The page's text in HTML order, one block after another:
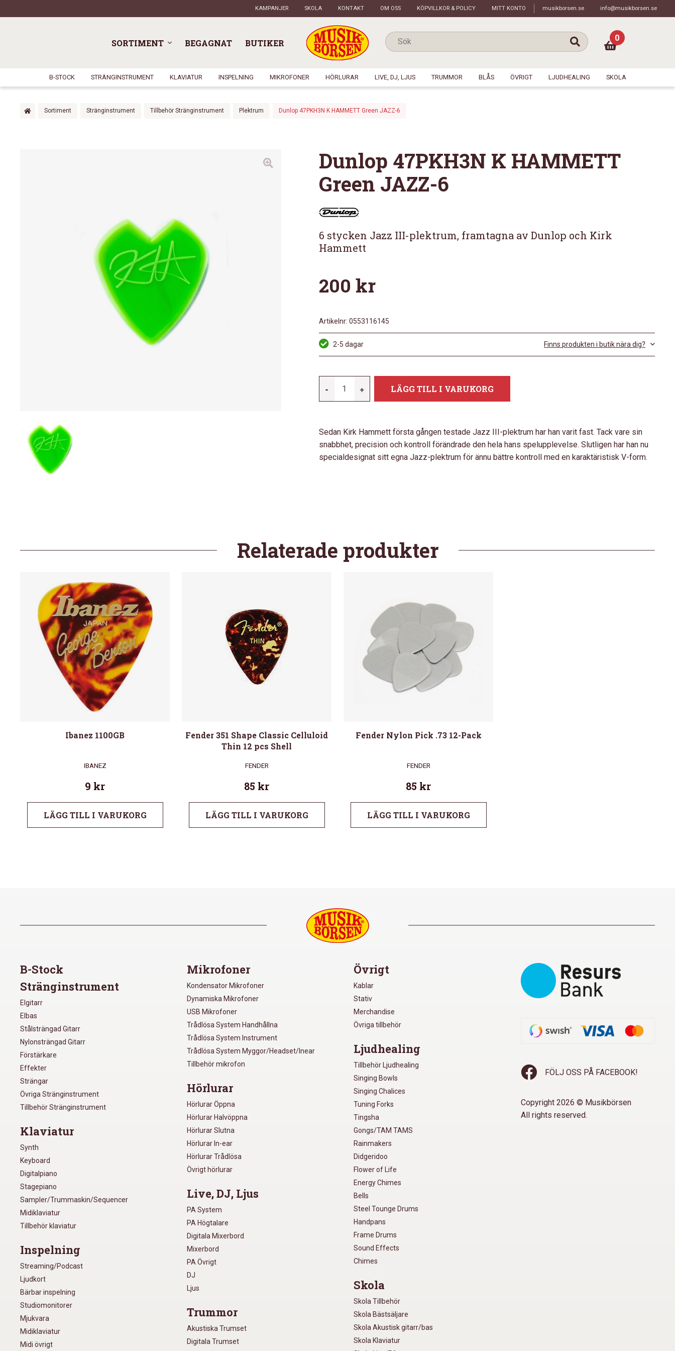
KAMPANJER SKOLA KONTAKT OM OSS KÖPVILLKOR & POLICY MITT KONTO musikborsen.se info@musikborsen.se
SORTIMENT BEGAGNAT BUTIKER 0
B-STOCK STRÄNGINSTRUMENT KLAVIATUR INSPELNING MIKROFONER HÖRLURAR LIVE, DJ, LJUS TRUMMOR BLÅS ÖVRIGT LJUDHEALING SKOLA
Sortiment Stränginstrument Tillbehör Stränginstrument Plektrum Dunlop 47PKH3N K HAMMETT Green JAZZ-6
Dunlop 47PKH3N K HAMMETT
Green JAZZ-6
6 stycken Jazz III-plektrum, framtagna av Dunlop och Kirk
Hammett
200 kr
Artikelnr: 0553116145
2-5 dagar Finns produkten i butik nära dig?
-
47PKH3N
GREEN
JAZZ-
6
+ LÄGG TILL I VARUKORG
Sedan Kirk Hammett första gången testade Jazz III-plektrum har han varit fast. Tack vare sin
snabbhet, precision och kontroll förändrade den hela hans spelupplevelse. Slutligen har han nu
specialdesignat sitt egna Jazz-plektrum för ännu bättre kontroll med en karaktäristisk V-form.
Relaterade produkter
Ibanez 1100GB
IBANEZ
9 kr
LÄGG TILL I VARUKORG
Fender 351 Shape Classic Celluloid
Thin 12 pcs Shell
FENDER
85 kr
LÄGG TILL I VARUKORG
Fender Nylon Pick .73 12-Pack
FENDER
85 kr
LÄGG TILL I VARUKORG
B-Stock
Stränginstrument
Elgitarr
Elbas
Stålsträngad Gitarr
Nylonsträngad Gitarr
Förstärkare
Effekter
Strängar
Övriga Stränginstrument
Tillbehör Stränginstrument
Klaviatur
Synth
Keyboard
Digitalpiano
Stagepiano
Sampler/Trummaskin/Sequencer
Midiklaviatur
Tillbehör klaviatur
Inspelning
Streaming/Podcast
Ljudkort
Bärbar inspelning
Studiomonitorer
Mjukvara
Midiklaviatur
Midi övrigt
Mikrofoner
Kondensator Mikrofoner
Dynamiska Mikrofoner
USB Mikrofoner
Trådlösa System Handhållna
Trådlösa System Instrument
Trådlösa System Myggor/Headset/Inear
Tillbehör mikrofon
Hörlurar
Hörlurar Öppna
Hörlurar Halvöppna
Hörlurar Slutna
Hörlurar In-ear
Hörlurar Trådlösa
Övrigt hörlurar
Live, DJ, Ljus
PA System
PA Högtalare
Digitala Mixerbord
Mixerbord
PA Övrigt
DJ
Ljus
Trummor
Akustiska Trumset
Digitala Trumset
Övrigt
Kablar
Stativ
Merchandise
Övriga tillbehör
Ljudhealing
Tillbehör Ljudhealing
Singing Bowls
Singing Chalices
Tuning Forks
Tingsha
Gongs/TAM TAMS
Rainmakers
Didgeridoo
Flower of Life
Energy Chimes
Bells
Steel Tounge Drums
Handpans
Frame Drums
Sound Effects
Chimes
Skola
Skola Tillbehör
Skola Bästsäljare
Skola Akustisk gitarr/bas
Skola Klaviatur
FÖLJ OSS PÅ FACEBOOK!
Copyright 2026 © Musikbörsen
All rights reserved.